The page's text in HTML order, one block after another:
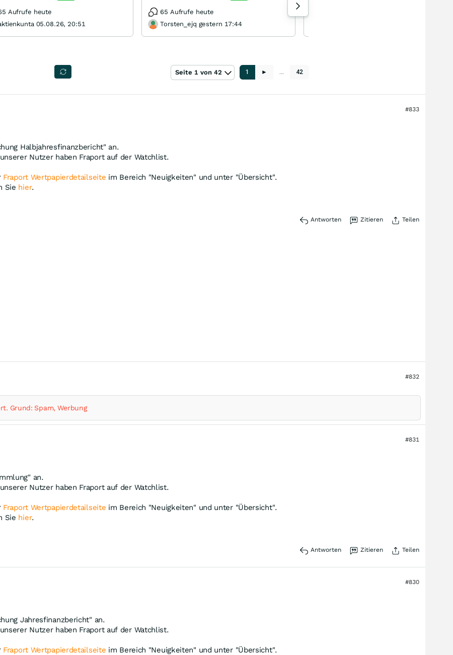
Aufrufe heute
05.08.26, 20:51
65 Aufrufe heute
Torsten_ejq gestern 17:44
1 ► … 42
Seite 1 von 42
#833
Halbjahresfinanzbericht" an.
Nutzer haben Fraport auf der Watchlist.
Fraport Wertpapierdetailseite im Bereich "Neuigkeiten" und unter "Übersicht".
Sie hier.
Antworten Zitieren Teilen
#832
Grund: Spam, Werbung
#831
an.
Nutzer haben Fraport auf der Watchlist.
Fraport Wertpapierdetailseite im Bereich "Neuigkeiten" und unter "Übersicht".
Sie hier.
Antworten Zitieren Teilen
#830
Jahresfinanzbericht" an.
Nutzer haben Fraport auf der Watchlist.
Fraport Wertpapierdetailseite im Bereich "Neuigkeiten" und unter "Übersicht".